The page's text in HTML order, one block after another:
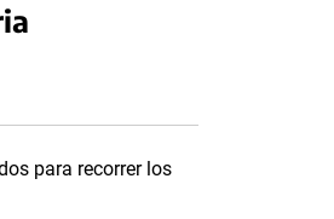
para recorrer los